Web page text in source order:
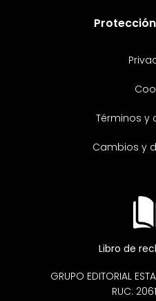
Términos y
Cambios y
Libro de
GRUPO EDITORIAL
RUC: